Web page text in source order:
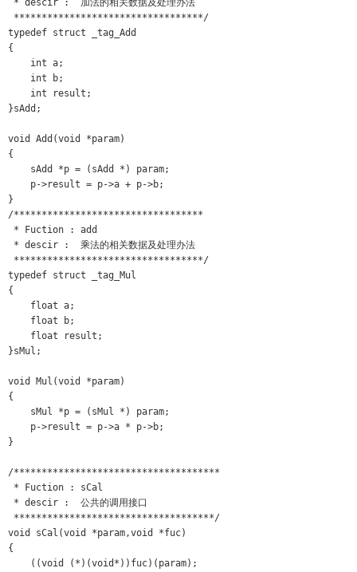
* descir :  加法的相关数据及处理办法
**********************************/
typedef struct _tag_Add
{
int a;
int b;
int result;
}sAdd;
void Add(void *param)
{
sAdd *p = (sAdd *) param;
p->result = p->a + p->b;
}
/**********************************
* Fuction : add
* descir :  乘法的相关数据及处理办法
**********************************/
typedef struct _tag_Mul
{
float a;
float b;
float result;
}sMul;
void Mul(void *param)
{
sMul *p = (sMul *) param;
p->result = p->a * p->b;
}
/*************************************
* Fuction : sCal
* descir :  公共的调用接口
************************************/
void sCal(void *param,void *fuc)
{
((void (*)(void*))fuc)(param);